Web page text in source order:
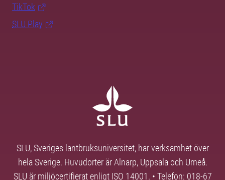
TikTok
SLU Play
SLU, Sveriges lantbruksuniversitet, har verksamhet över
hela Sverige. Huvudorter är Alnarp, Uppsala och Umeå.
SLU är miljöcertifierat enligt ISO 14001. • Telefon: 018-67